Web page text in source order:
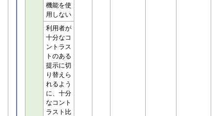
機能を使
用しない
利用者が
十分なコ
ントラス
トのある
提示に切
り替えら
れるよう
に、十分
なコント
ラスト比